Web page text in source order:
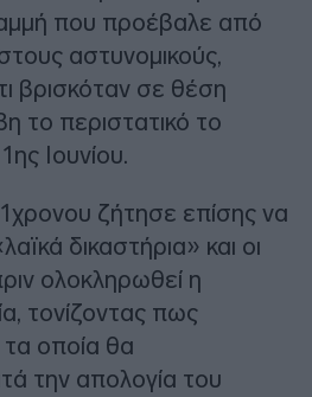
που προέβαλε από
αστυνομικούς,
βρισκόταν σε θέση
το περιστατικό το
Ιουνίου.
ζήτησε επίσης να
δικαστήρια» και οι
ολοκληρωθεί η
τονίζοντας πως
τα οποία θα
την απολογία του